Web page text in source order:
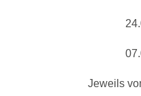
Jeweils